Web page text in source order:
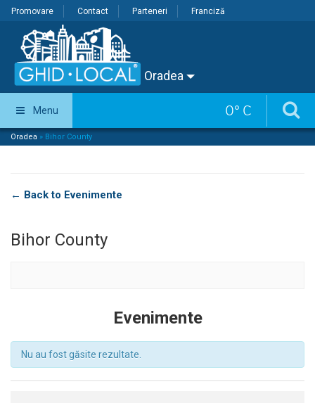
Promovare Contact Parteneri Franciză
Oradea
0° C
Menu
Oradea » Bihor County
← Back to Evenimente
Bihor County
Evenimente
Nu au fost găsite rezultate.